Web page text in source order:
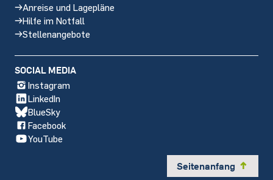
Anreise und Lagepläne
Hilfe im Notfall
Stellenangebote
SOCIAL MEDIA
Instagram
LinkedIn
BlueSky
Facebook
YouTube
Seitenanfang y